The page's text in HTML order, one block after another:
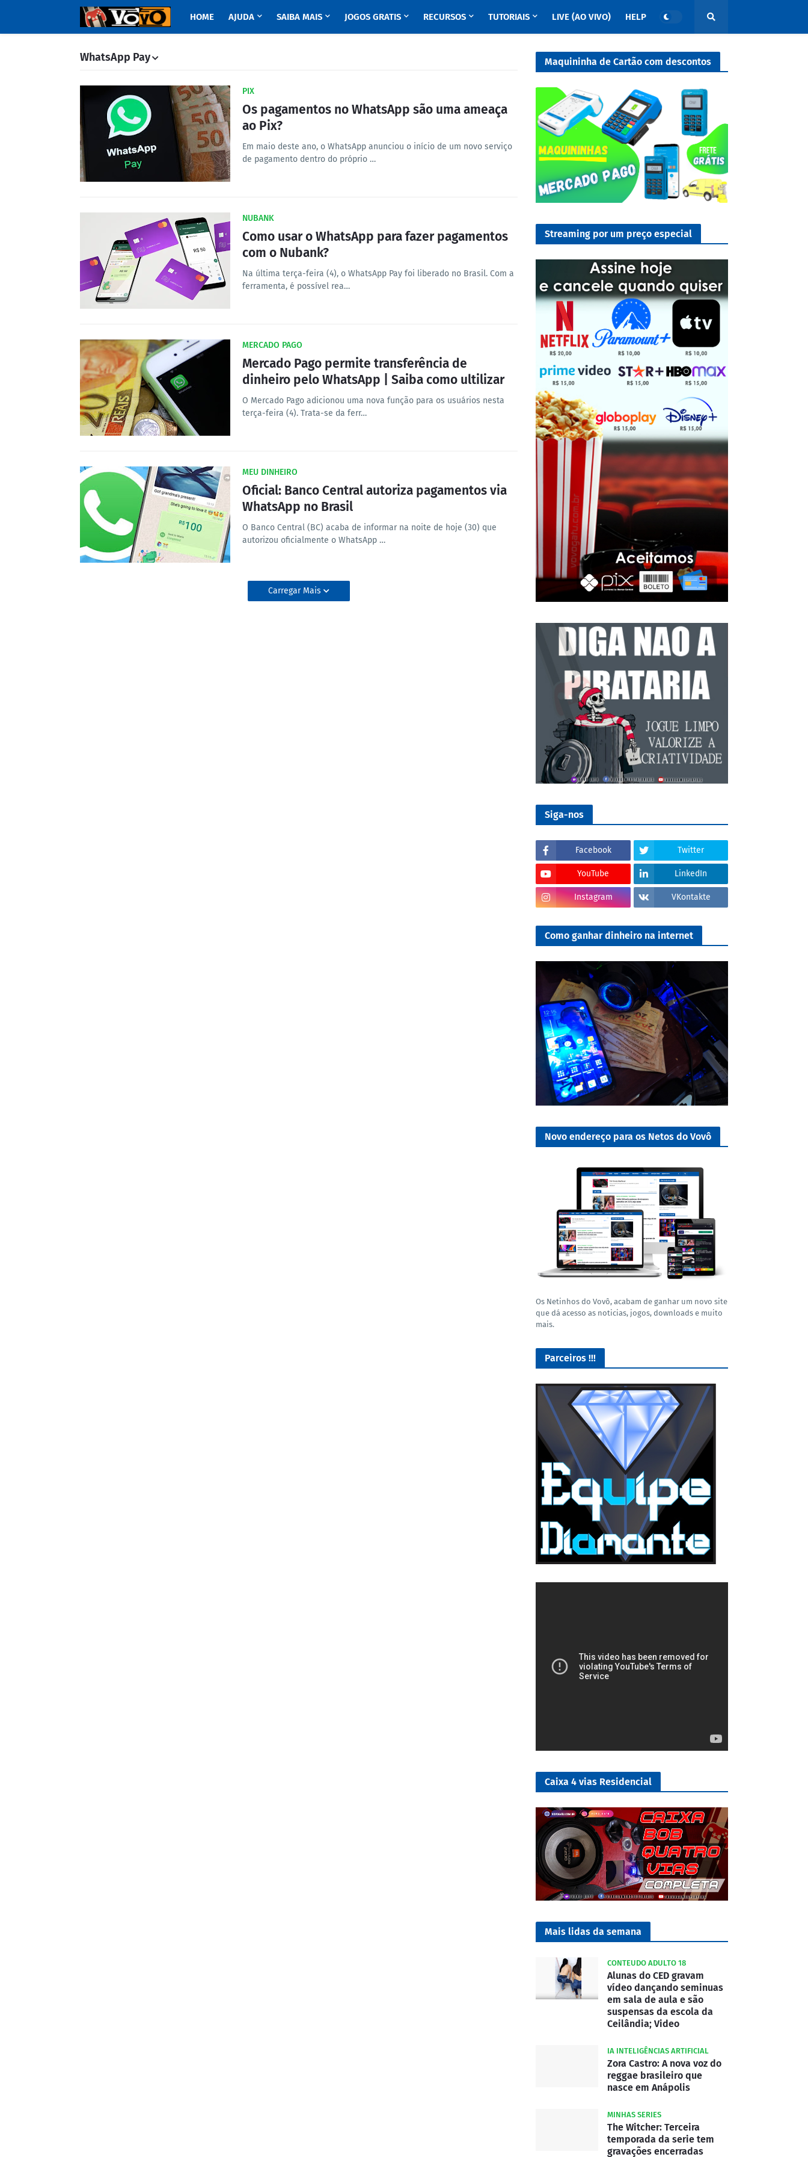
HOME AJUDA SAIBA MAIS JOGOS GRATIS RECURSOS TUTORIAIS LIVE (AO VIVO) HELP
WhatsApp Pay
PIX
Os pagamentos no WhatsApp são uma ameaça
ao Pix?
Em maio deste ano, o WhatsApp anunciou o início de um novo serviço
de pagamento dentro do próprio …
NUBANK
Como usar o WhatsApp para fazer pagamentos
com o Nubank?
Na última terça-feira (4), o WhatsApp Pay foi liberado no Brasil. Com a
ferramenta, é possível rea…
MERCADO PAGO
Mercado Pago permite transferência de
dinheiro pelo WhatsApp | Saiba como ultilizar
O Mercado Pago adicionou uma nova função para os usuários nesta
terça-feira (4). Trata-se da ferr…
MEU DINHEIRO
Oficial: Banco Central autoriza pagamentos via
WhatsApp no Brasil
O Banco Central (BC) acaba de informar na noite de hoje (30) que
autorizou oficialmente o WhatsApp …
Carregar Mais
Maquininha de Cartão com descontos
Streaming por um preço especial
Siga-nos
Facebook Twitter
YouTube LinkedIn
Instagram VKontakte
Como ganhar dinheiro na internet
Novo endereço para os Netos do Vovô
Os Netinhos do Vovô, acabam de ganhar um novo site
que dá acesso as noticias, jogos, downloads e muito
mais.
Parceiros !!!
Caixa 4 vias Residencial
Mais lidas da semana
CONTEUDO ADULTO 18
Alunas do CED gravam
vídeo dançando seminuas
em sala de aula e são
suspensas da escola da
Ceilândia; Video
IA INTELIGÊNCIAS ARTIFICIAL
Zora Castro: A nova voz do
reggae brasileiro que
nasce em Anápolis
MINHAS SERIES
The Witcher: Terceira
temporada da serie tem
gravações encerradas